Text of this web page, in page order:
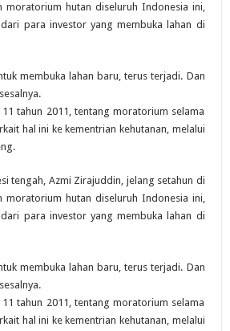
moratorium hutan diseluruh Indonesia ini,
para investor yang membuka lahan di
membuka lahan baru, terus terjadi. Dan
tahun 2011, tentang moratorium selama
hal ini ke kementrian kehutanan, melalui
tengah, Azmi Zirajuddin, jelang setahun di
moratorium hutan diseluruh Indonesia ini,
para investor yang membuka lahan di
membuka lahan baru, terus terjadi. Dan
tahun 2011, tentang moratorium selama
hal ini ke kementrian kehutanan, melalui